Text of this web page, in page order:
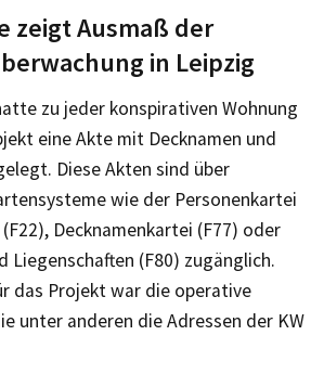
zeigt Ausmaß der
in Leipzig
zu jeder konspirativen Wohnung
eine Akte mit Decknamen und
Diese Akten sind über
wie der Personenkartei
Decknamenkartei (F77) oder
Liegenschaften (F80) zugänglich.
das Projekt war die operative
unter anderen die Adressen der KW